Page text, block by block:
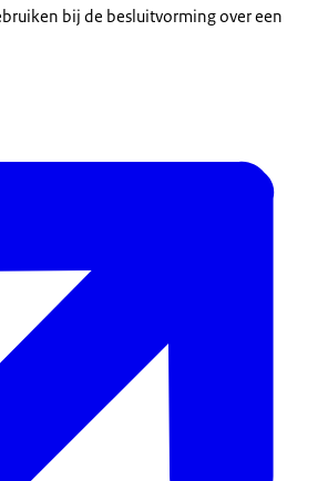
bij de besluitvorming over een